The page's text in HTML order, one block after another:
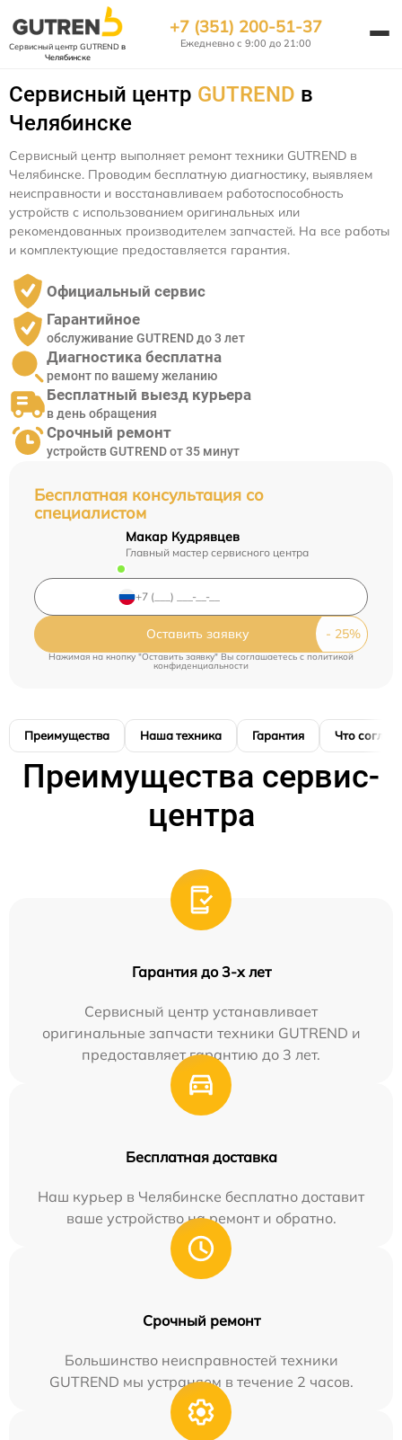
Сервисный центр GUTRENDв
Челябинске
+7 (351) 200-51-37
Ежедневно с 9:00 до 21:00
Сервисный центр GUTREND в
Челябинске
Бесплатная консультация со
специалистом
Макар Кудрявцев
Главный мастер сервисного центра
Оставить заявку
Нажимая на кнопку "Оставить заявку" Вы соглашаетесь cполитикой
конфиденциальности
Сервисный центр выполняет ремонт техники GUTREND в
Челябинске. Проводим бесплатную диагностику, выявляем
неисправности и восстанавливаем работоспособность
устройств с использованием оригинальных или
рекомендованных производителем запчастей. На все работы
и комплектующие предоставляется гарантия.
Официальный сервис
Гарантийное
обслуживание GUTREND до 3 лет
Диагностика бесплатна
ремонт по вашему желанию
Бесплатный выезд курьера
в день обращения
Срочный ремонт
устройств GUTREND от 35 минут
Преимущества Наша техника Гарантия Что
Преимущества сервис-
центра
Гарантия до 3-х лет
Сервисный центр устанавливает
оригинальные запчасти техники GUTREND и
предоставляет гарантию до 3 лет.
Бесплатная доставка
Наш курьер в Челябинске бесплатно доставит
ваше устройство на ремонт и обратно.
Срочный ремонт
Большинство неисправностей техники
GUTREND мы устраняем в течение 2 часов.